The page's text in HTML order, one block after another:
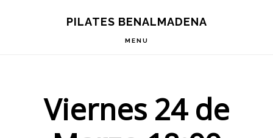
PILATES BENALMADENA
MENU
Viernes 24 de